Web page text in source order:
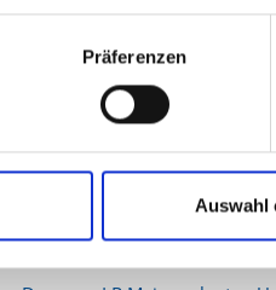
Präferenzen
Auswahl
Trick statt echter
Nationalrat
Haus – Chaos, Stillstand und